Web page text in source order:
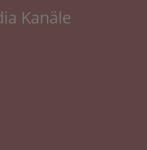
Kanäle
in neuem Tab)